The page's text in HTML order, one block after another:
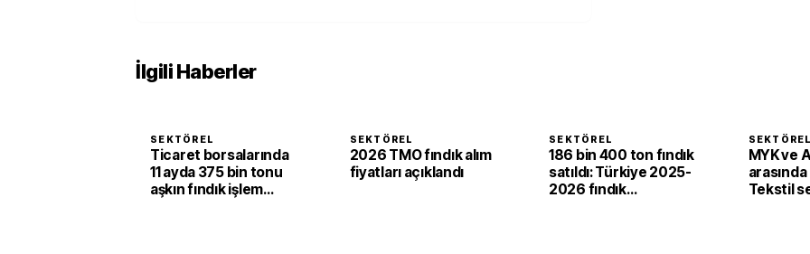
İlgili Haberler
SEKTÖREL
Ticaret borsalarında
11 ayda 375 bin tonu
aşkın fındık işlem
SEKTÖREL
2026 TMO fındık alım
fiyatları açıklandı
SEKTÖREL
186 bin 400 ton fındık
satıldı: Türkiye 2025-
2026 fındık
SEKTÖREL
MYK ve
Tekstil